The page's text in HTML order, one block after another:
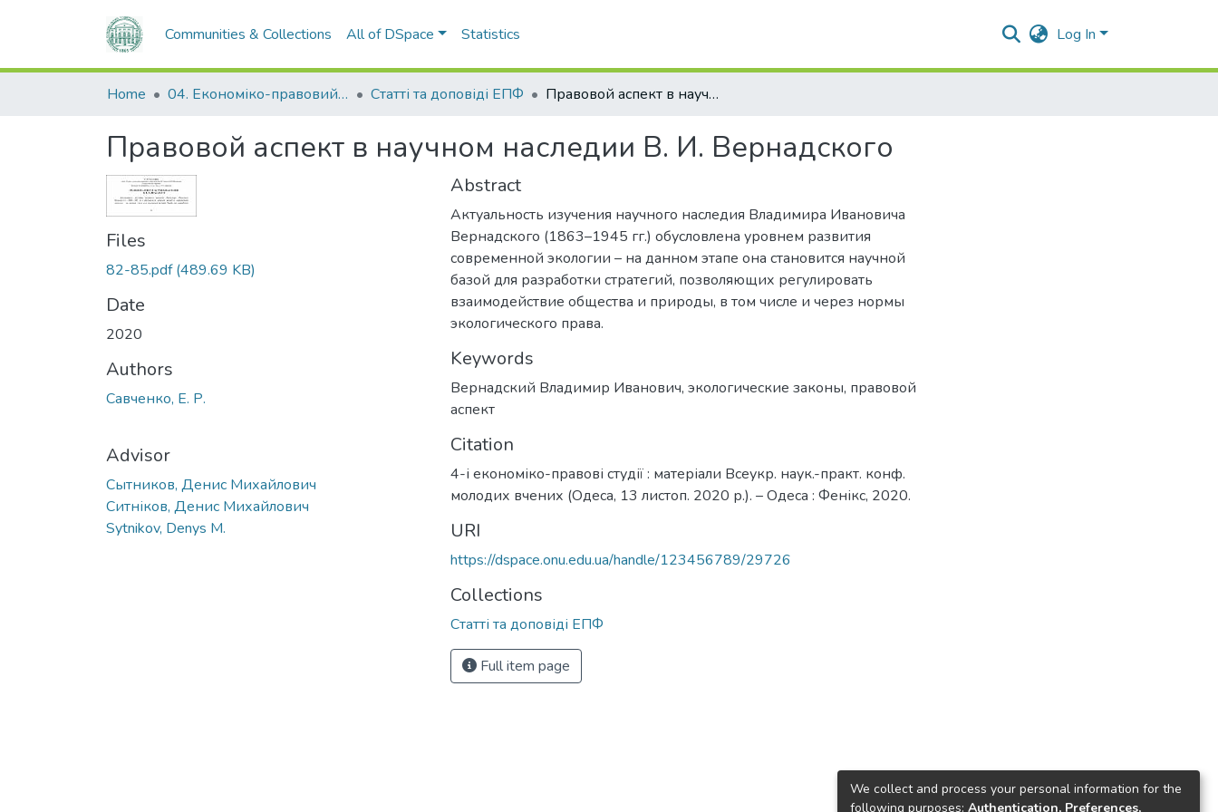
Communities & Collections All of DSpace Statistics Log In
Home 04. Економіко-правовий факультет Статті та доповіді ЕПФ Правовой аспект в научном наследии В. И. Вернадского
Правовой аспект в научном наследии В. И. Вернадского
Files
82-85.pdf(489.69 KB)
Date
2020
Authors
Савченко, Е. Р.
Advisor
Сытников, Денис Михайлович
Ситніков, Денис Михайлович
Sytnikov, Denys M.
Abstract
Актуальность изучения научного наследия Владимира Ивановича
Вернадского (1863–1945 гг.) обусловлена уровнем развития
современной экологии – на данном этапе она становится научной
базой для разработки стратегий, позволяющих регулировать
взаимодействие общества и природы, в том числе и через нормы
экологического права.
Keywords
Вернадский Владимир Иванович, экологические законы, правовой
аспект
Citation
4-і економіко-правові студії : матеріали Всеукр. наук.-практ. конф.
молодих вчених (Одеса, 13 листоп. 2020 р.). – Одеса : Фенікс, 2020.
URI
https://dspace.onu.edu.ua/handle/123456789/29726
Collections
Статті та доповіді ЕПФ
Full item page
We collect and process your personal information for the
following purposes: Authentication, Preferences,